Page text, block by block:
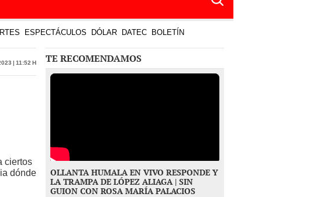
ESPECTÁCULOS DÓLAR DATEC BOLETÍN
| 11:52 h
ciertos
dónde
TE RECOMENDAMOS
OLLANTA HUMALA EN VIVO RESPONDE Y
LA TRAMPA DE LÓPEZ ALIAGA | SIN
GUION CON ROSA MARÍA PALACIOS